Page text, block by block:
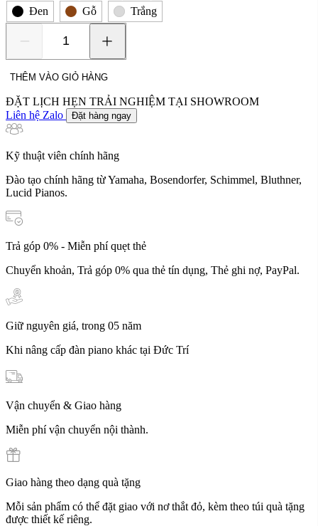
Đen
Gỗ Trắng
U3G
số
lượng
THÊM VÀO GIỎ HÀNG
ĐẶT LỊCH HẸN TRẢI NGHIỆM TẠI SHOWROOM
Liên hệ Zalo
Đặt hàng ngay
Kỹ thuật viên chính hãng
Đào tạo chính hãng từ Yamaha, Bosendorfer, Schimmel, Bluthner,
Lucid Pianos.
Trả góp 0% - Miễn phí quẹt thẻ
Chuyển khoản, Trả góp 0% qua thẻ tín dụng, Thẻ ghi nợ, PayPal.
Giữ nguyên giá, trong 05 năm
Khi nâng cấp đàn piano khác tại Đức Trí
Vận chuyển & Giao hàng
Miễn phí vận chuyển nội thành.
Giao hàng theo dạng quà tặng
Mỗi sản phẩm có thể đặt giao với nơ thắt đỏ, kèm theo túi quà tặng
được thiết kế riêng.